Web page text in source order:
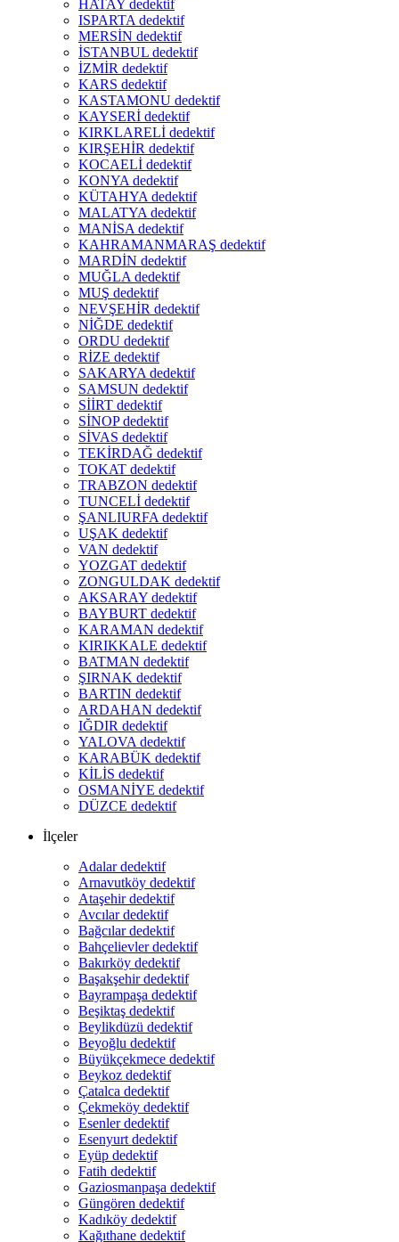
HATAY dedektif
ISPARTA dedektif
MERSİN dedektif
İSTANBUL dedektif
İZMİR dedektif
KARS dedektif
KASTAMONU dedektif
KAYSERİ dedektif
KIRKLARELİ dedektif
KIRŞEHİR dedektif
KOCAELİ dedektif
KONYA dedektif
KÜTAHYA dedektif
MALATYA dedektif
MANİSA dedektif
KAHRAMANMARAŞ dedektif
MARDİN dedektif
MUĞLA dedektif
MUŞ dedektif
NEVŞEHİR dedektif
NİĞDE dedektif
ORDU dedektif
RİZE dedektif
SAKARYA dedektif
SAMSUN dedektif
SİİRT dedektif
SİNOP dedektif
SİVAS dedektif
TEKİRDAĞ dedektif
TOKAT dedektif
TRABZON dedektif
TUNCELİ dedektif
ŞANLIURFA dedektif
UŞAK dedektif
VAN dedektif
YOZGAT dedektif
ZONGULDAK dedektif
AKSARAY dedektif
BAYBURT dedektif
KARAMAN dedektif
KIRIKKALE dedektif
BATMAN dedektif
ŞIRNAK dedektif
BARTIN dedektif
ARDAHAN dedektif
IĞDIR dedektif
YALOVA dedektif
KARABÜK dedektif
KİLİS dedektif
OSMANİYE dedektif
DÜZCE dedektif
İlçeler
Adalar dedektif
Arnavutköy dedektif
Ataşehir dedektif
Avcılar dedektif
Bağcılar dedektif
Bahçelievler dedektif
Bakırköy dedektif
Başakşehir dedektif
Bayrampaşa dedektif
Beşiktaş dedektif
Beylikdüzü dedektif
Beyoğlu dedektif
Büyükçekmece dedektif
Beykoz dedektif
Çatalca dedektif
Çekmeköy dedektif
Esenler dedektif
Esenyurt dedektif
Eyüp dedektif
Fatih dedektif
Gaziosmanpaşa dedektif
Güngören dedektif
Kadıköy dedektif
Kağıthane dedektif